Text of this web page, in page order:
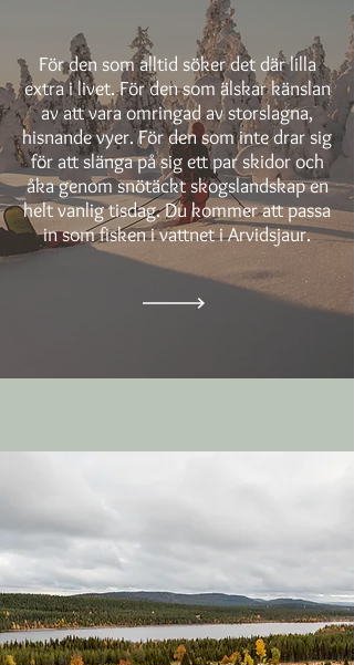
För den som alltid söker det där lilla
extra i livet. För den som älskar känslan
av att vara omringad av storslagna,
hisnande vyer. För den som inte drar sig
för att slänga på sig ett par skidor och
åka genom snötäckt skogslandskap en
helt vanlig tisdag. Du kommer att passa
in som fisken i vattnet i Arvidsjaur.